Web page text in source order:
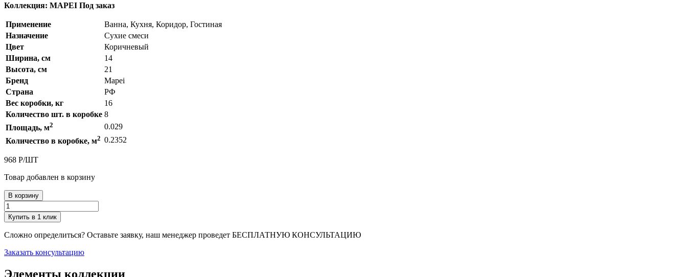
Коллекция: MAPEI Под заказ
Применение
Ванна, Кухня, Коридор, Гостиная
Назначение
Сухие смеси
Цвет
Коричневый
Ширина, см
14
Высота, см
21
Бренд
Mapei
Страна
РФ
Вес коробки, кг
16
Количество шт. в коробке 8
Площадь, м2
0.029
Количество в коробке, м2 0.2352
968 Р/ШТ
Товар добавлен в корзину
В корзину
Купить в 1 клик
Сложно определиться? Оставьте заявку, наш менеджер проведет БЕСПЛАТНУЮ КОНСУЛЬТАЦИЮ
Заказать консультацию
Элементы коллекции